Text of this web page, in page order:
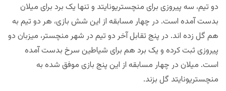
دو تیم، سه پیروزی برای منچستریونایتد و تنها یک برد برای میلان
بدست آمده است. در چهار مسابقه از این شش بازی، هر دو تیم به
هم گل زده اند. در پنج تقابل آخر دو تیم در شهر منچستر، میزبان دو
پیروزی ثبت کرده و یک برد هم برای شیاطین سرخ بدست آمده
است. میلان در چهار مسابقه از این پنج بازی موفق شده به
منچستریونایتد گل بزند.